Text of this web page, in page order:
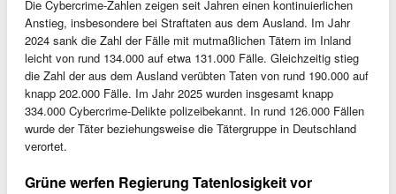
Die Cybercrime-Zahlen zeigen seit Jahren einen kontinuierlichen
Anstieg, insbesondere bei Straftaten aus dem Ausland. Im Jahr
2024 sank die Zahl der Fälle mit mutmaßlichen Tätern im Inland
leicht von rund 134.000 auf etwa 131.000 Fälle. Gleichzeitig stieg
die Zahl der aus dem Ausland verübten Taten von rund 190.000 auf
knapp 202.000 Fälle. Im Jahr 2025 wurden insgesamt knapp
334.000 Cybercrime-Delikte polizeibekannt. In rund 126.000 Fällen
wurde der Täter beziehungsweise die Tätergruppe in Deutschland
verortet.
Grüne werfen Regierung Tatenlosigkeit vor